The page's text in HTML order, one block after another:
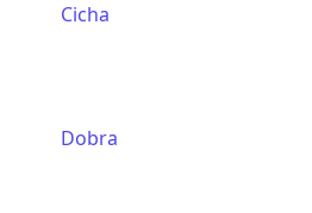
Cicha
Dobra